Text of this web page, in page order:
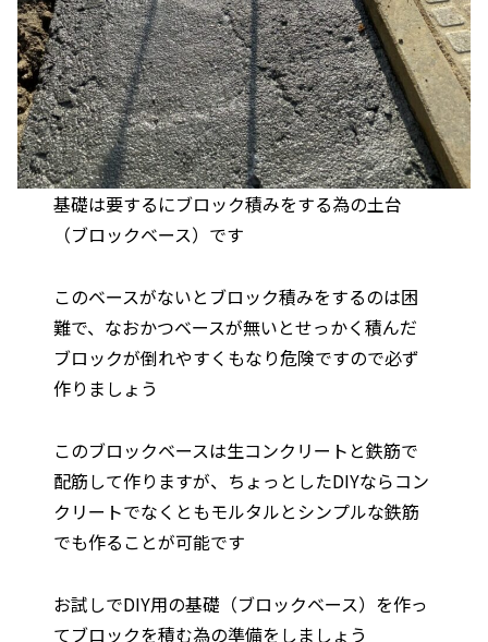
基礎は要するにブロック積みをする為の土台
（ブロックベース）です
このベースがないとブロック積みをするのは困
難で、なおかつベースが無いとせっかく積んだ
ブロックが倒れやすくもなり危険ですので必ず
作りましょう
このブロックベースは生コンクリートと鉄筋で
配筋して作りますが、ちょっとしたDIYならコン
クリートでなくともモルタルとシンプルな鉄筋
でも作ることが可能です
お試しでDIY用の基礎（ブロックベース）を作っ
てブロックを積む為の準備をしましょう